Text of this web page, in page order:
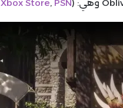
Xbox Store, PSN